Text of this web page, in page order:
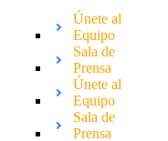
Únete al
Equipo
Sala de
Prensa
Únete al
Equipo
Sala de
Prensa